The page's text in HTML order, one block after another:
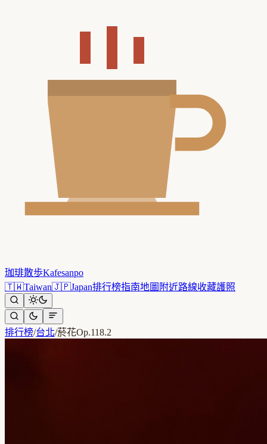
珈琲散歩Kafesanpo
🇹🇼Taiwan🇯🇵Japan排行榜指南地圖 附近路線收藏護照
排行榜/台北/菸花Op.118.2